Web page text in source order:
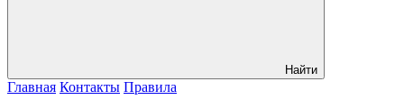
Найти
Главная Контакты Правила